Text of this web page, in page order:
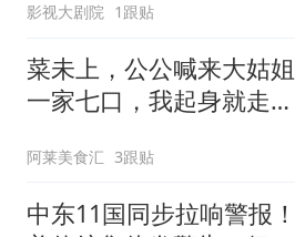
影视大剧院 1跟贴
菜未上，公公喊来大姑姐
一家七口，我起身就走，
阿莱美食汇 3跟贴
中东11国同步拉响警报！